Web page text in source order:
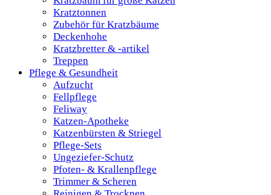
Kratztonnen
Zubehör für Kratzbäume
Deckenhohe
Kratzbretter & -artikel
Treppen
Pflege & Gesundheit
Aufzucht
Fellpflege
Feliway
Katzen-Apotheke
Katzenbürsten & Striegel
Pflege-Sets
Ungeziefer-Schutz
Pfoten- & Krallenpflege
Trimmer & Scheren